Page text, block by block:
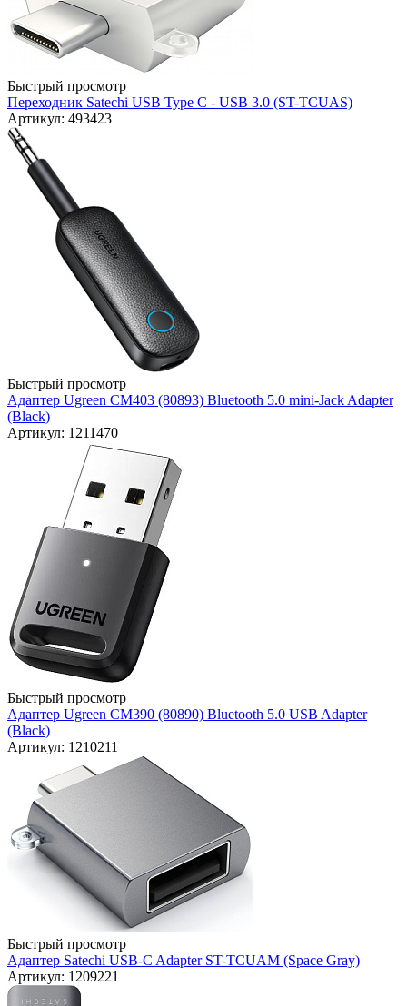
Быстрый просмотр
Переходник Satechi USB Type C - USB 3.0 (ST-TCUAS)
Артикул: 493423
Быстрый просмотр
Адаптер Ugreen CM403 (80893) Bluetooth 5.0 mini-Jack Adapter
(Black)
Артикул: 1211470
Быстрый просмотр
Адаптер Ugreen CM390 (80890) Bluetooth 5.0 USB Adapter
(Black)
Артикул: 1210211
Быстрый просмотр
Адаптер Satechi USB-C Adapter ST-TCUAM (Space Gray)
Артикул: 1209221